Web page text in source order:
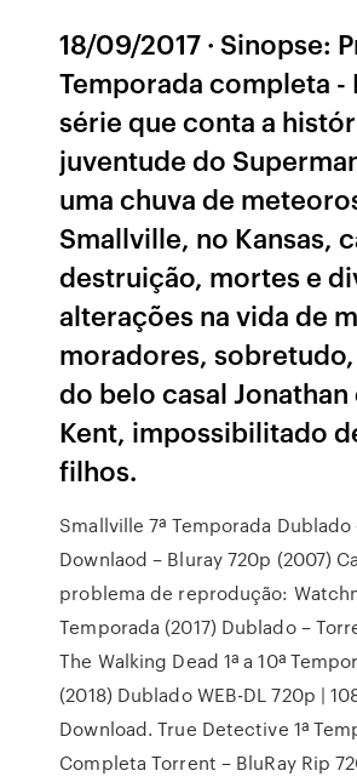
18/09/2017 · Sinopse:
Temporada completa -
série que conta a
juventude do
uma chuva de
Smallville, no Kansas,
destruição, mortes e
alterações na vida de
moradores,
do belo casal Jonathan
Kent, impossibilitado
filhos.
Smallville 7ª Temporada Dublado
Downlaod – Bluray 720p (2007)
problema de reprodução:
Temporada (2017) Dublado –
The Walking Dead 1ª a 10ª
(2018) Dublado WEB-DL 720p |
Download. True Detective 1ª
Completa Torrent – BluRay Rip